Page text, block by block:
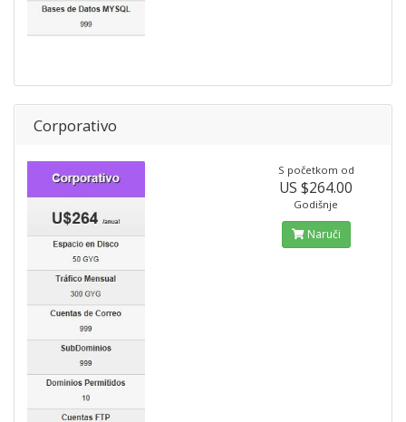
Corporativo
S početkom od
US $264.00
Godišnje
Naruči